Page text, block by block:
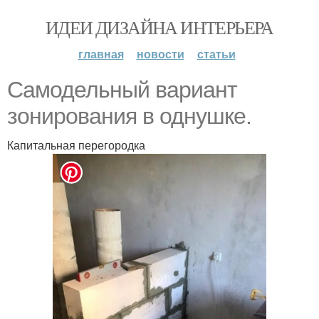
ИДЕИ ДИЗАЙНА ИНТЕРЬЕРА
главная новости статьи
Самодельный вариант
зонирования в однушке.
Капитальная перегородка